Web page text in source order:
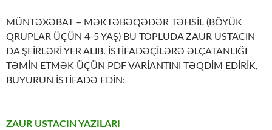
MÜNTƏXƏBAT – MƏKTƏBƏQƏDƏR TƏHSİL (BÖYÜK
QRUPLAR ÜÇÜN 4-5 YAŞ) BU TOPLUDA ZAUR USTACIN
DA ŞEİRLƏRİ YER ALIB. İSTİFADƏÇİLƏRƏ ƏLÇATANLIĞI
TƏMİN ETMƏK ÜÇÜN PDF VARİANTINI TƏQDİM EDİRİK,
BUYURUN İSTİFADƏ EDİN:
ZAUR USTACIN YAZILARI